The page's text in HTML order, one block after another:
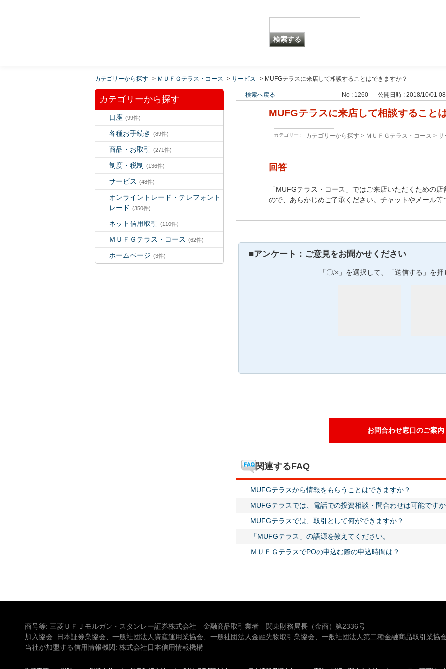
カテゴリーから探す > ＭＵＦＧテラス・コース > サービス > MUFGテラスに来店して相談することはできますか？
カテゴリーから探す
口座 (99件)
各種お手続き (89件)
商品・お取引 (271件)
制度・税制 (136件)
サービス (48件)
オンライントレード・テレフォント
レード (350件)
ネット信用取引 (110件)
ＭＵＦＧテラス・コース (62件)
ホームページ (3件)
検索へ戻る No : 1260 公開日時 : 2018/10/01
MUFGテラスに来店して相談すること
カテゴリー : カテゴリーから探す > ＭＵＦＧテラス・コース > サ
回答
「MUFGテラス・コース」ではご来店いただくための
ので、あらかじめご了承ください。チャットやメール等
■アンケート：ご意見をお聞かせください
「〇/×」を選択して、「送信する」を押
お問合わせ窓口のご案内
関連するFAQ
MUFGテラスから情報をもらうことはできますか？
MUFGテラスでは、電話での投資相談・問合わせは可能ですか
MUFGテラスでは、取引として何ができますか？
「MUFGテラス」の語源を教えてください。
ＭＵＦＧテラスでPOの申込む際の申込時間は？
商号等: 三菱ＵＦＪモルガン・スタンレー証券株式会社 金融商品取引業者 関東財務局長（金商）第2336号
加入協会: 日本証券業協会、一般社団法人資産運用業協会、一般社団法人金融先物取引業協会、一般社団法人第二種金融商品取引業協
当社が加盟する信用情報機関: 株式会社日本信用情報機構